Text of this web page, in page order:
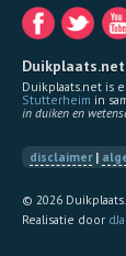
Duikplaats.net
Duikplaats.net is
Stutterheim in
in duiken en
disclaimer|
© 2026
Realisatie door